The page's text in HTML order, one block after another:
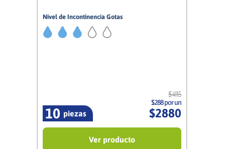
Nivel de Incontinencia Gotas
3/5
piezas
10
$4115
$288 por un
$2880
Ver producto